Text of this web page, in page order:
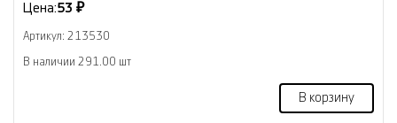
Цена:53 ₽
Артикул: 213530
В наличии 291.00 шт
В корзину